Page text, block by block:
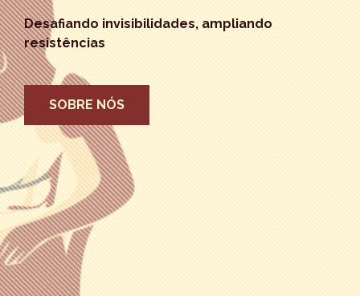
Desafiando invisibilidades, ampliando
resistências
SOBRE NÓS